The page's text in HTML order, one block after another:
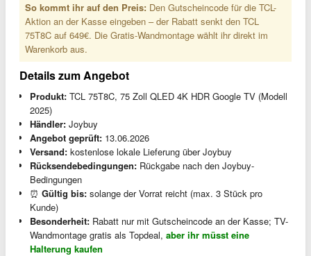
So kommt ihr auf den Preis: Den Gutscheincode für die TCL-
Aktion an der Kasse eingeben – der Rabatt senkt den TCL
75T8C auf 649€. Die Gratis-Wandmontage wählt ihr direkt im
Warenkorb aus.
Details zum Angebot
Produkt: TCL 75T8C, 75 Zoll QLED 4K HDR Google TV (Modell
2025)
Händler: Joybuy
Angebot geprüft: 13.06.2026
Versand: kostenlose lokale Lieferung über Joybuy
Rücksendebedingungen: Rückgabe nach den Joybuy-
Bedingungen
⏰ Gültig bis: solange der Vorrat reicht (max. 3 Stück pro
Kunde)
Besonderheit: Rabatt nur mit Gutscheincode an der Kasse; TV-
Wandmontage gratis als Topdeal, aber ihr müsst eine
Halterung kaufen